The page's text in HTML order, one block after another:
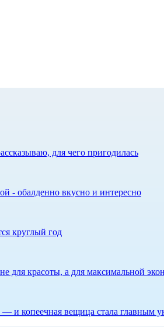
для чего пригодилась
- обалденно вкусно и интересно
круглый год
для красоты, а для максимальной
и копеечная вещица стала главным